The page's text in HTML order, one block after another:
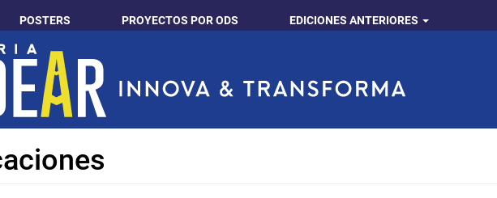
POSTERS PROYECTOS POR ODS EDICIONES ANTERIORES